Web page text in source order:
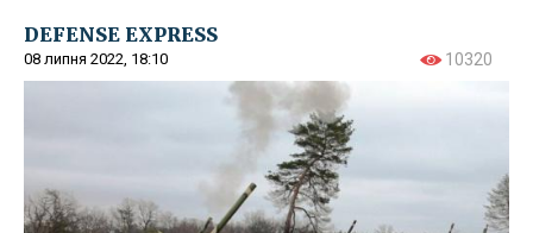
DEFENSE EXPRESS
08 липня 2022, 18:10 10320